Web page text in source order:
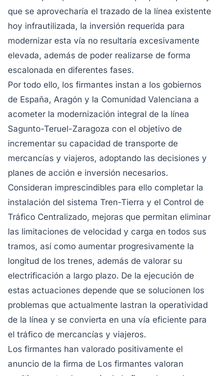
que se aprovecharía el trazado de la línea existente
hoy infrautilizada, la inversión requerida para
modernizar esta vía no resultaría excesivamente
elevada, además de poder realizarse de forma
escalonada en diferentes fases.
Por todo ello, los firmantes instan a los gobiernos
de España, Aragón y la Comunidad Valenciana a
acometer la modernización integral de la línea
Sagunto-Teruel-Zaragoza con el objetivo de
incrementar su capacidad de transporte de
mercancías y viajeros, adoptando las decisiones y
planes de acción e inversión necesarios.
Consideran imprescindibles para ello completar la
instalación del sistema Tren-Tierra y el Control de
Tráfico Centralizado, mejoras que permitan eliminar
las limitaciones de velocidad y carga en todos sus
tramos, así como aumentar progresivamente la
longitud de los trenes, además de valorar su
electrificación a largo plazo. De la ejecución de
estas actuaciones depende que se solucionen los
problemas que actualmente lastran la operatividad
de la línea y se convierta en una vía eficiente para
el tráfico de mercancías y viajeros.
Los firmantes han valorado positivamente el
anuncio de la firma de Los firmantes valoran